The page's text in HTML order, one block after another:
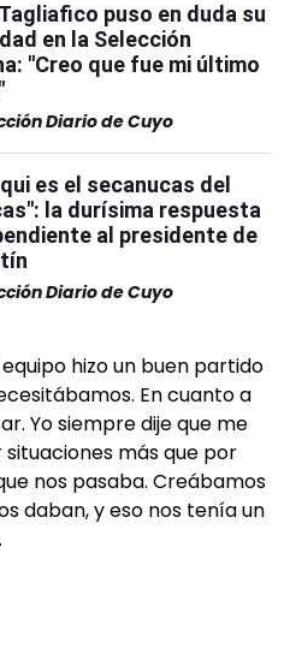
puso en duda su
en la Selección
"Creo que fue mi último
Diario de Cuyo
es el secanucas del
la durísima respuesta
al presidente de
Diario de Cuyo
hizo un buen partido
En cuanto a
Yo siempre dije que me
más que por
nos pasaba. Creábamos
daban, y eso nos tenía un